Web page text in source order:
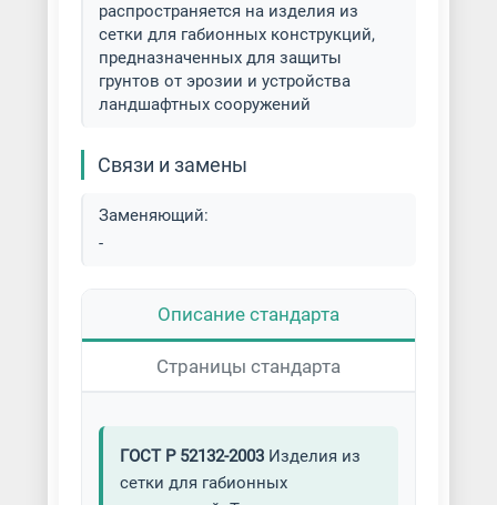
распространяется на изделия из
сетки для габионных конструкций,
предназначенных для защиты
грунтов от эрозии и устройства
ландшафтных сооружений
Связи и замены
Заменяющий:
-
Описание стандарта
Страницы стандарта
ГОСТ Р 52132-2003Изделия из
сетки для габионных